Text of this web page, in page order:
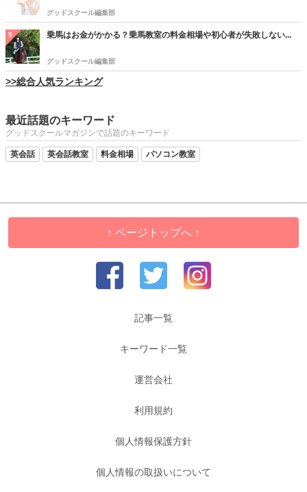
グッドスクール編集部
5 乗馬はお金がかかる？乗馬教室の料金相場や初心者が失敗しない...
グッドスクール編集部
>>総合人気ランキング
最近話題のキーワード
グッドスクールマガジンで話題のキーワード
英会話 英会話教室 料金相場 パソコン教室
↑ ページトップへ ↑
記事一覧
キーワード一覧
運営会社
利用規約
個人情報保護方針
個人情報の取扱いについて